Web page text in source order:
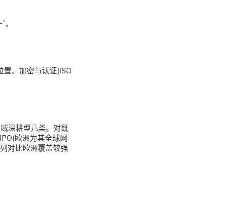
、加密与认证(ISO
深耕型几类。对既
欧洲为其全球网
对比欧洲覆盖较强